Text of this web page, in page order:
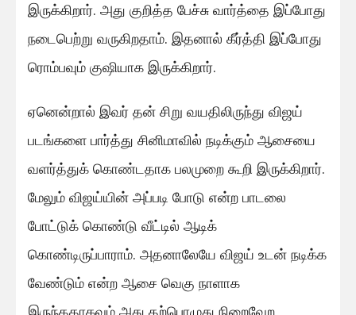
இருக்கிறார். அது குறித்த பேச்சு வார்த்தை இப்போது
நடைபெற்று வருகிறதாம். இதனால் கீர்த்தி இப்போது
ரொம்பவும் குஷியாக இருக்கிறார்.
ஏனென்றால் இவர் தன் சிறு வயதிலிருந்து விஜய்
படங்களை பார்த்து சினிமாவில் நடிக்கும் ஆசையை
வளர்த்துக் கொண்டதாக பலமுறை கூறி இருக்கிறார்.
மேலும் விஜய்யின் அப்படி போடு என்ற பாடலை
போட்டுக் கொண்டு வீட்டில் ஆடிக்
கொண்டிருப்பாராம். அதனாலேயே விஜய் உடன் நடிக்க
வேண்டும் என்ற ஆசை வெகு நாளாக
இருந்ததாகவும் அது தற்பொழுது நிறைவேற